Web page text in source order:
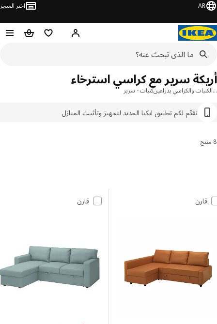
AR اختر المتجر
مرحباً! تسجيل الدخول
قائمه التسوقحقيبة تسوق
والكراسي بذراعينكنبات - سرير
نقدّم لكم تطبيق ايكيا الجديد لتجهيز وتأثيث المنازل
سرير مع كراسي استرخاء
والتصنيف
النتائجقارن قارن